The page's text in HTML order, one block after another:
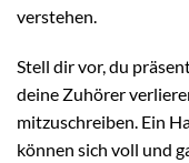
verstehen.
Stell dir vor, du
deine Zuhörer
mitzuschreiben. Ein
können sich voll und